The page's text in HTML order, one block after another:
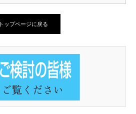
トップページに戻る